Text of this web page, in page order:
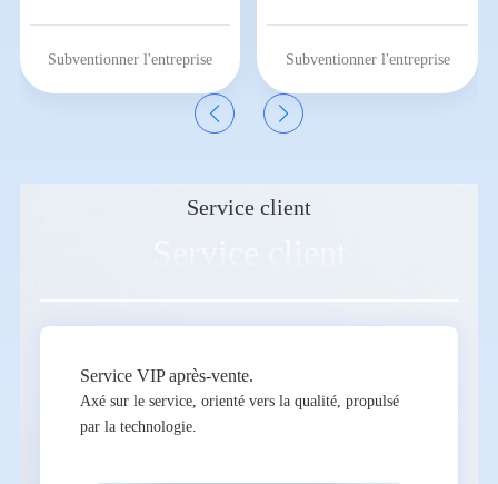
Subventionner l'entreprise Subventionner l'entreprise
Service client
Service VIP après-vente.
Axé sur le service, orienté vers la qualité, propulsé
par la technologie.